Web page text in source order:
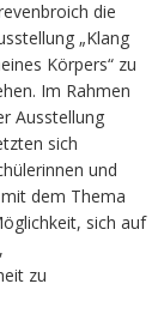
die
„Klang
Körpers“ zu
Im Rahmen
Ausstellung
sich
und
dem Thema
sich auf
zu